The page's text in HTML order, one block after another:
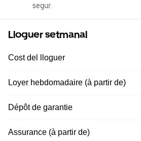
segur.
Lloguer setmanal
Cost del lloguer
Loyer hebdomadaire (à partir de)
Dépôt de garantie
Assurance (à partir de)